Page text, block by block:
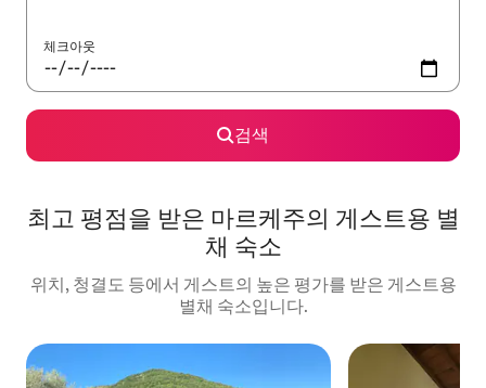
체크아웃
검색
최고 평점을 받은 마르케주의 게스트용 별
채 숙소
위치, 청결도 등에서 게스트의 높은 평가를 받은 게스트용
별채 숙소입니다.